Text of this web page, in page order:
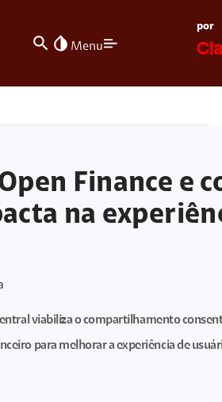
search invert_colors Menu
por
Finance e
na
viabiliza o compartilhamento
para melhorar a experiência de